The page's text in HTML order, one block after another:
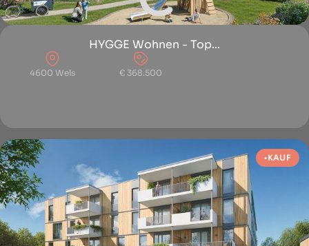
HYGGE Wohnen - Top...
4600 Wels € 368.500
KAUF